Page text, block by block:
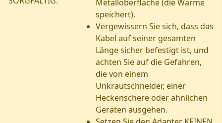
Metalloberfläche (die Wärme
speichert).
Vergewissern Sie sich, dass das
Kabel auf seiner gesamten
Länge sicher befestigt ist, und
achten Sie auf die Gefahren,
die von einem
Unkrautschneider, einer
Heckenschere oder ähnlichen
Geräten ausgehen.